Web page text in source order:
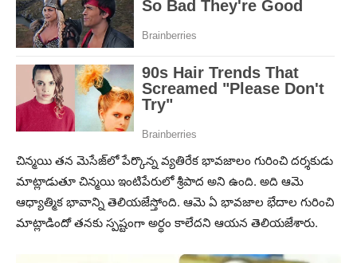
చిన్మ‌యి త‌న మెసేజ్‌లో పేర్కొన్న వ్య‌తిరేక భావ‌జాలం గురించి ద‌ర్శ‌కుడు
మాట్లాడుతూ చిన్మ‌యి ఇంటిపేరులో శ్రీపాద అని ఉంది. అది ఆమె
ఆధ్యాత్మిక భావాన్ని తెలియ‌జేస్తోంది. ఆమె ఏ భావజాల భేదాల గురించి
మాట్లాడిందో తనకు స్పష్టంగా అర్థం కాలేదని ఆయ‌న తెలియ‌జేశారు.